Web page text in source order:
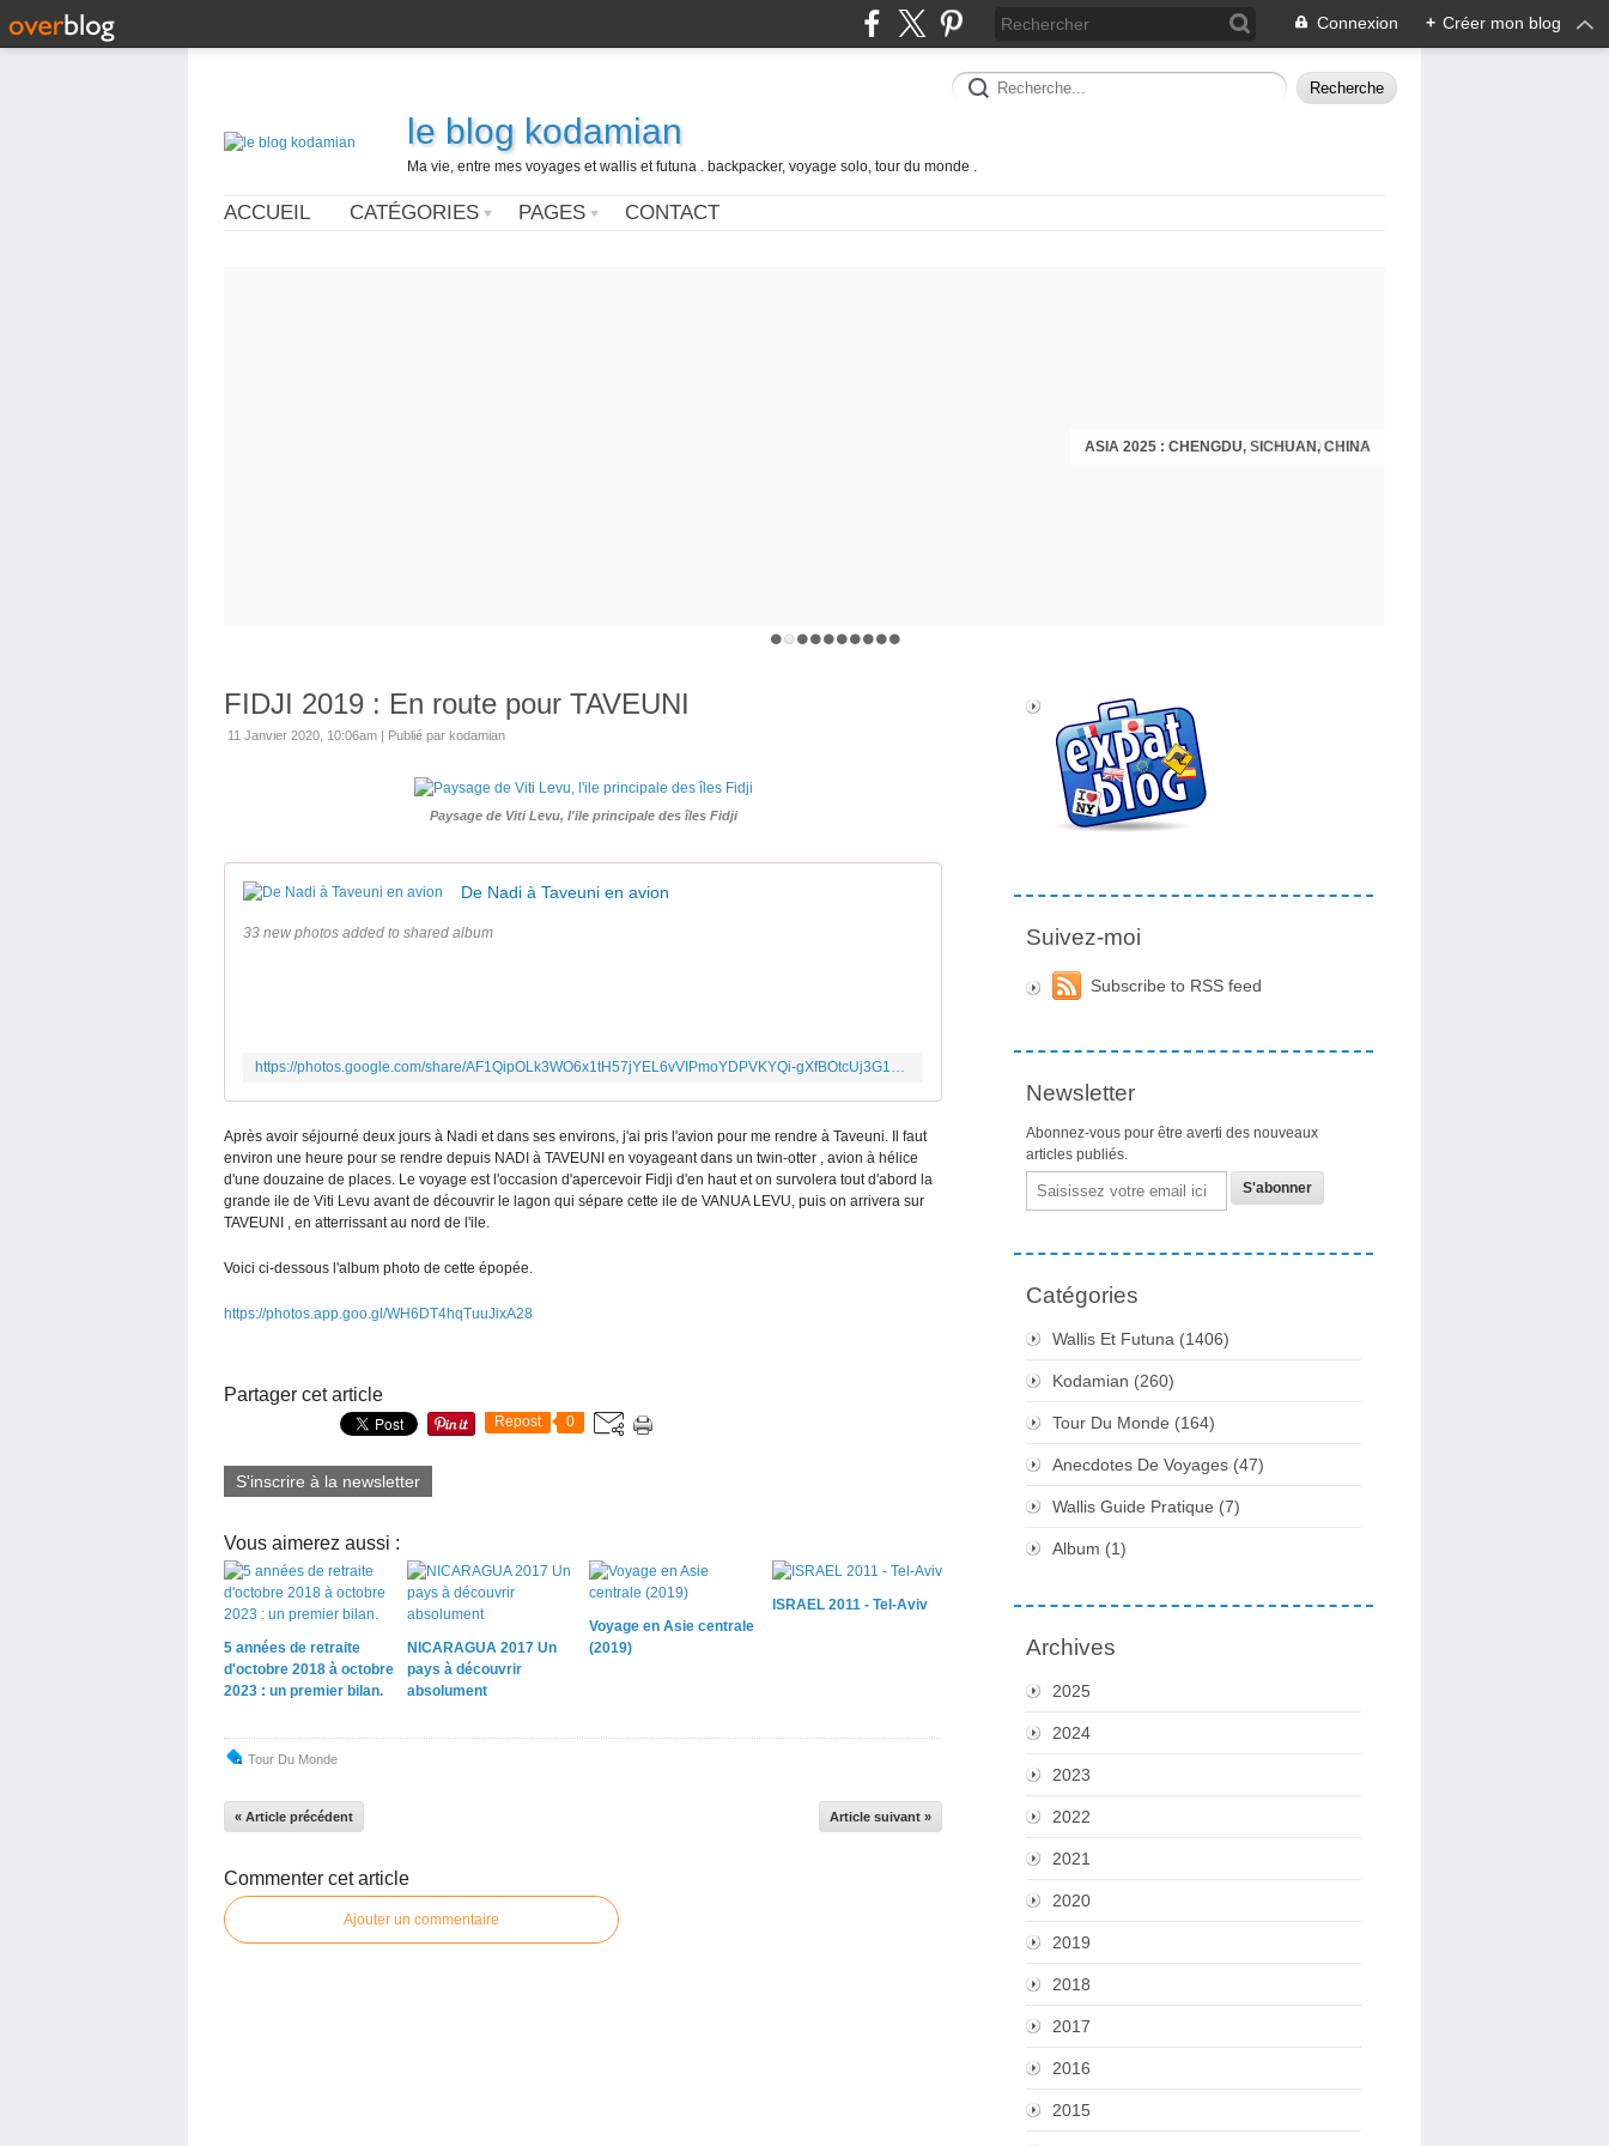
Connexion + Créer mon blog
le blog kodamian
Ma vie, entre mes voyages et wallis et futuna . backpacker, voyage solo, tour du monde .
ACCUEIL CATÉGORIES PAGES CONTACT
ASIA 2025 : CHENGDU, SICHUAN, CHINA
CHENGDU 2025
FIDJI 2019 : En route pour TAVEUNI
11 Janvier 2020, 10:06am | Publié par kodamian
Paysage de Viti Levu, l'ile principale des îles Fidji
De Nadi à Taveuni en avion
33 new photos added to shared album
https://photos.google.com/share/AF1QipOLk3WO6x1tH57jYEL6vVIPmoYDPVKYQi-gXfBOtcUj3G1V_XT22EeRo3vP8_Ncug?key=TlRxRGZ2akYtQTdsME8wc1cxTE1ubGp4YUM5dG9B
Après avoir séjourné deux jours à Nadi et dans ses environs, j'ai pris l'avion pour me rendre à Taveuni. Il faut
environ une heure pour se rendre depuis NADI à TAVEUNI en voyageant dans un twin-otter , avion à hélice
d'une douzaine de places. Le voyage est l'occasion d'apercevoir Fidji d'en haut et on survolera tout d'abord la
grande ile de Viti Levu avant de découvrir le lagon qui sépare cette ile de VANUA LEVU, puis on arrivera sur
TAVEUNI , en atterrissant au nord de l'ile.
Voici ci-dessous l'album photo de cette épopée.
https://photos.app.goo.gl/WH6DT4hqTuuJixA28
Partager cet article
Repost 0
S'inscrire à la newsletter
Vous aimerez aussi :
5 années de retraite
d'octobre 2018 à octobre
2023 : un premier bilan.
NICARAGUA 2017 Un
pays à découvrir
absolument
Voyage en Asie centrale
(2019)
ISRAEL 2011 - Tel-Aviv
Tour Du Monde
« Article précédent Article suivant »
Commenter cet article
Ajouter un commentaire
Suivez-moi
Subscribe to RSS feed
Newsletter
Abonnez-vous pour être averti des nouveaux
articles publiés.
Email
Catégories
Wallis Et Futuna (1406)
Kodamian (260)
Tour Du Monde (164)
Anecdotes De Voyages (47)
Wallis Guide Pratique (7)
Album (1)
Archives
2025
2024
2023
2022
2021
2020
2019
2018
2017
2016
2015